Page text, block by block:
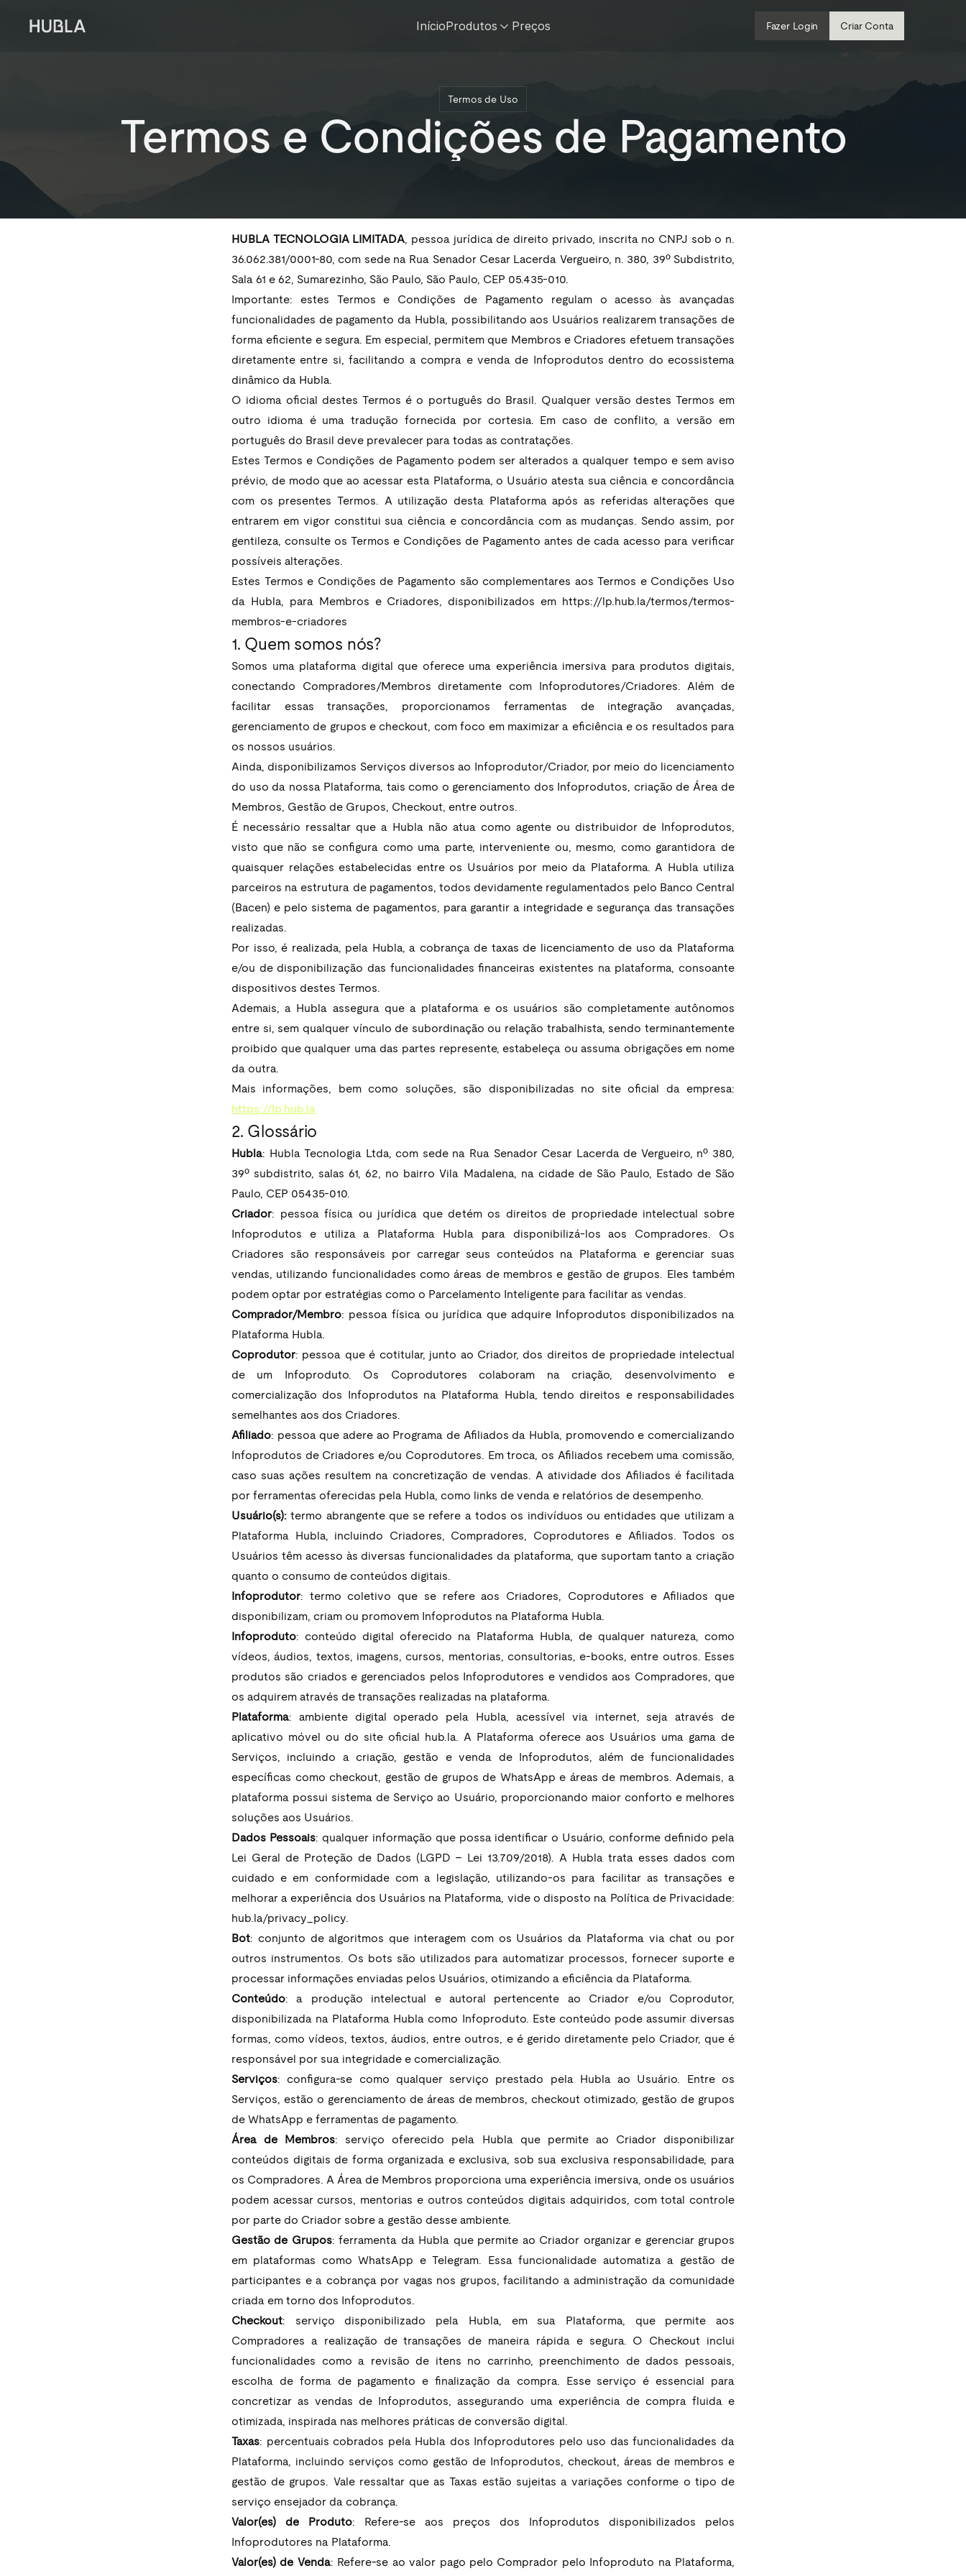
Termos de Uso
Termos e Condições de Pagamento
HUBLA TECNOLOGIA LIMITADA, pessoa jurídica de direito privado, inscrita no CNPJ sob o n.
36.062.381/0001-80, com sede na Rua Senador Cesar Lacerda Vergueiro, n. 380, 39º Subdistrito,
Sala 61 e 62, Sumarezinho, São Paulo, São Paulo, CEP 05.435-010.
Importante: estes Termos e Condições de Pagamento regulam o acesso às avançadas
funcionalidades de pagamento da Hubla, possibilitando aos Usuários realizarem transações de
forma eficiente e segura. Em especial, permitem que Membros e Criadores efetuem transações
diretamente entre si, facilitando a compra e venda de Infoprodutos dentro do ecossistema
dinâmico da Hubla.
O idioma oficial destes Termos é o português do Brasil. Qualquer versão destes Termos em
outro idioma é uma tradução fornecida por cortesia. Em caso de conflito, a versão em
português do Brasil deve prevalecer para todas as contratações.
Estes Termos e Condições de Pagamento podem ser alterados a qualquer tempo e sem aviso
prévio, de modo que ao acessar esta Plataforma, o Usuário atesta sua ciência e concordância
com os presentes Termos. A utilização desta Plataforma após as referidas alterações que
entrarem em vigor constitui sua ciência e concordância com as mudanças. Sendo assim, por
gentileza, consulte os Termos e Condições de Pagamento antes de cada acesso para verificar
possíveis alterações.
Estes Termos e Condições de Pagamento são complementares aos Termos e Condições Uso
da Hubla, para Membros e Criadores, disponibilizados em https://lp.hub.la/termos/termos-
membros-e-criadores
1. Quem somos nós?
Somos uma plataforma digital que oferece uma experiência imersiva para produtos digitais,
conectando Compradores/Membros diretamente com Infoprodutores/Criadores. Além de
facilitar essas transações, proporcionamos ferramentas de integração avançadas,
gerenciamento de grupos e checkout, com foco em maximizar a eficiência e os resultados para
os nossos usuários.
Ainda, disponibilizamos Serviços diversos ao Infoprodutor/Criador, por meio do licenciamento
do uso da nossa Plataforma, tais como o gerenciamento dos Infoprodutos, criação de Área de
Membros, Gestão de Grupos, Checkout, entre outros.
É necessário ressaltar que a Hubla não atua como agente ou distribuidor de Infoprodutos,
visto que não se configura como uma parte, interveniente ou, mesmo, como garantidora de
quaisquer relações estabelecidas entre os Usuários por meio da Plataforma. A Hubla utiliza
parceiros na estrutura de pagamentos, todos devidamente regulamentados pelo Banco Central
(Bacen) e pelo sistema de pagamentos, para garantir a integridade e segurança das transações
realizadas.
Por isso, é realizada, pela Hubla, a cobrança de taxas de licenciamento de uso da Plataforma
e/ou de disponibilização das funcionalidades financeiras existentes na plataforma, consoante
dispositivos destes Termos.
Ademais, a Hubla assegura que a plataforma e os usuários são completamente autônomos
entre si, sem qualquer vínculo de subordinação ou relação trabalhista, sendo terminantemente
proibido que qualquer uma das partes represente, estabeleça ou assuma obrigações em nome
da outra.
https://lp.hub.la
2. Glossário
Hubla: Hubla Tecnologia Ltda, com sede na Rua Senador Cesar Lacerda de Vergueiro, nº 380,
39º subdistrito, salas 61, 62, no bairro Vila Madalena, na cidade de São Paulo, Estado de São
Paulo, CEP 05435-010.
Criador: pessoa física ou jurídica que detém os direitos de propriedade intelectual sobre
Infoprodutos e utiliza a Plataforma Hubla para disponibilizá-los aos Compradores. Os
Criadores são responsáveis por carregar seus conteúdos na Plataforma e gerenciar suas
vendas, utilizando funcionalidades como áreas de membros e gestão de grupos. Eles também
podem optar por estratégias como o Parcelamento Inteligente para facilitar as vendas.
Comprador/Membro: pessoa física ou jurídica que adquire Infoprodutos disponibilizados na
Plataforma Hubla.
Coprodutor: pessoa que é cotitular, junto ao Criador, dos direitos de propriedade intelectual
de um Infoproduto. Os Coprodutores colaboram na criação, desenvolvimento e
comercialização dos Infoprodutos na Plataforma Hubla, tendo direitos e responsabilidades
semelhantes aos dos Criadores.
Afiliado: pessoa que adere ao Programa de Afiliados da Hubla, promovendo e comercializando
Infoprodutos de Criadores e/ou Coprodutores. Em troca, os Afiliados recebem uma comissão,
caso suas ações resultem na concretização de vendas. A atividade dos Afiliados é facilitada
por ferramentas oferecidas pela Hubla, como links de venda e relatórios de desempenho.
Usuário(s): termo abrangente que se refere a todos os indivíduos ou entidades que utilizam a
Plataforma Hubla, incluindo Criadores, Compradores, Coprodutores e Afiliados. Todos os
Usuários têm acesso às diversas funcionalidades da plataforma, que suportam tanto a criação
quanto o consumo de conteúdos digitais.
Infoprodutor: termo coletivo que se refere aos Criadores, Coprodutores e Afiliados que
disponibilizam, criam ou promovem Infoprodutos na Plataforma Hubla.
Infoproduto: conteúdo digital oferecido na Plataforma Hubla, de qualquer natureza, como
vídeos, áudios, textos, imagens, cursos, mentorias, consultorias, e-books, entre outros. Esses
produtos são criados e gerenciados pelos Infoprodutores e vendidos aos Compradores, que
os adquirem através de transações realizadas na plataforma.
Plataforma: ambiente digital operado pela Hubla, acessível via internet, seja através de
aplicativo móvel ou do site oficial hub.la. A Plataforma oferece aos Usuários uma gama de
Serviços, incluindo a criação, gestão e venda de Infoprodutos, além de funcionalidades
específicas como checkout, gestão de grupos de WhatsApp e áreas de membros. Ademais, a
plataforma possui sistema de Serviço ao Usuário, proporcionando maior conforto e melhores
soluções aos Usuários.
Dados Pessoais: qualquer informação que possa identificar o Usuário, conforme definido pela
Lei Geral de Proteção de Dados (LGPD - Lei 13.709/2018). A Hubla trata esses dados com
cuidado e em conformidade com a legislação, utilizando-os para facilitar as transações e
melhorar a experiência dos Usuários na Plataforma, vide o disposto na Política de Privacidade:
hub.la/privacy_policy.
Bot: conjunto de algoritmos que interagem com os Usuários da Plataforma via chat ou por
outros instrumentos. Os bots são utilizados para automatizar processos, fornecer suporte e
processar informações enviadas pelos Usuários, otimizando a eficiência da Plataforma.
Conteúdo: a produção intelectual e autoral pertencente ao Criador e/ou Coprodutor,
disponibilizada na Plataforma Hubla como Infoproduto. Este conteúdo pode assumir diversas
formas, como vídeos, textos, áudios, entre outros, e é gerido diretamente pelo Criador, que é
responsável por sua integridade e comercialização.
Serviços: configura-se como qualquer serviço prestado pela Hubla ao Usuário. Entre os
Serviços, estão o gerenciamento de áreas de membros, checkout otimizado, gestão de grupos
de WhatsApp e ferramentas de pagamento.
Área de Membros: serviço oferecido pela Hubla que permite ao Criador disponibilizar
conteúdos digitais de forma organizada e exclusiva, sob sua exclusiva responsabilidade, para
os Compradores. A Área de Membros proporciona uma experiência imersiva, onde os usuários
podem acessar cursos, mentorias e outros conteúdos digitais adquiridos, com total controle
por parte do Criador sobre a gestão desse ambiente.
Gestão de Grupos: ferramenta da Hubla que permite ao Criador organizar e gerenciar grupos
em plataformas como WhatsApp e Telegram. Essa funcionalidade automatiza a gestão de
participantes e a cobrança por vagas nos grupos, facilitando a administração da comunidade
criada em torno dos Infoprodutos.
Checkout: serviço disponibilizado pela Hubla, em sua Plataforma, que permite aos
Compradores a realização de transações de maneira rápida e segura. O Checkout inclui
funcionalidades como a revisão de itens no carrinho, preenchimento de dados pessoais,
escolha de forma de pagamento e finalização da compra. Esse serviço é essencial para
concretizar as vendas de Infoprodutos, assegurando uma experiência de compra fluida e
otimizada, inspirada nas melhores práticas de conversão digital.
Taxas: percentuais cobrados pela Hubla dos Infoprodutores pelo uso das funcionalidades da
Plataforma, incluindo serviços como gestão de Infoprodutos, checkout, áreas de membros e
gestão de grupos. Vale ressaltar que as Taxas estão sujeitas a variações conforme o tipo de
serviço ensejador da cobrança.
Valor(es) de Produto: Refere-se aos preços dos Infoprodutos disponibilizados pelos
Infoprodutores na Plataforma.
Valor(es) de Venda: Refere-se ao valor pago pelo Comprador pelo Infoproduto na Plataforma,
InícioProdutos Preços Fazer Login Criar Conta